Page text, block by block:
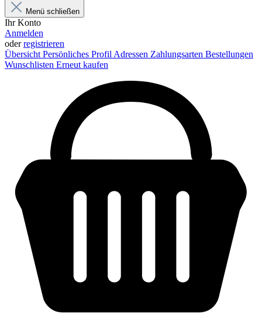
Menü schließen
Ihr Konto
Anmelden
oderregistrieren
Übersicht Persönliches Profil Adressen Zahlungsarten Bestellungen
Wunschlisten Erneut kaufen